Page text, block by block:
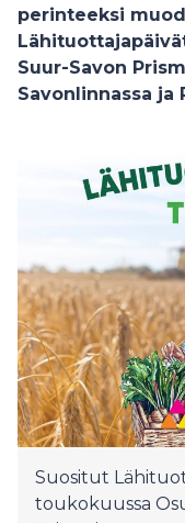
perinteeksi
Suur-Savon
Savonlinnassa ja
Suositut
toukokuussa